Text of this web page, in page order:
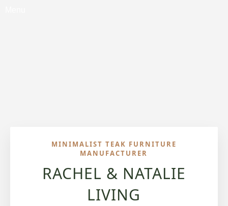
MINIMALIST TEAK FURNITURE
MANUFACTURER
RACHEL & NATALIE
LIVING